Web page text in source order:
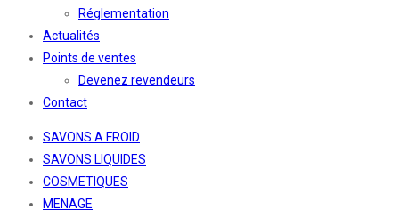
Réglementation
Actualités
Points de ventes
Devenez revendeurs
Contact
SAVONS A FROID
SAVONS LIQUIDES
COSMETIQUES
MENAGE